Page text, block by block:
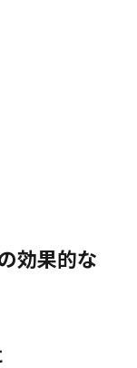
効果的な